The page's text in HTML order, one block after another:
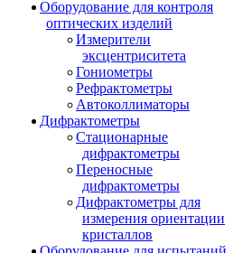
Оборудование для контроля
оптических изделий
Измерители
эксцентриситета
Гониометры
Рефрактометры
Автоколлиматоры
Дифрактометры
Стационарные
дифрактометры
Переносные
дифрактометры
Дифрактометры для
измерения ориентации
кристаллов